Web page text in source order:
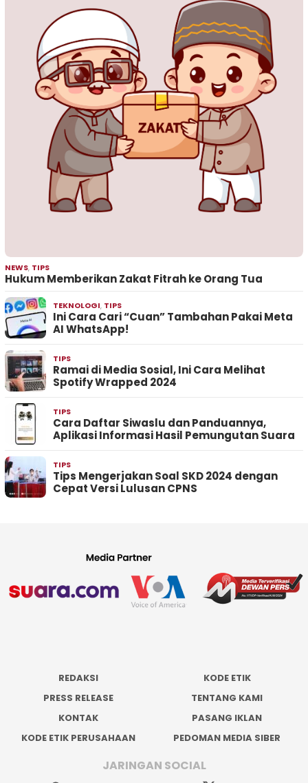
NEWS, TIPS
Hukum Memberikan Zakat Fitrah ke Orang Tua
TEKNOLOGI, TIPS
Ini Cara Cari “Cuan” Tambahan Pakai Meta
AI WhatsApp!
TIPS
Ramai di Media Sosial, Ini Cara Melihat
Spotify Wrapped 2024
TIPS
Cara Daftar Siwaslu dan Panduannya,
Aplikasi Informasi Hasil Pemungutan Suara
TIPS
Tips Mengerjakan Soal SKD 2024 dengan
Cepat Versi Lulusan CPNS
REDAKSI
KODE ETIK
PRESS RELEASE
TENTANG KAMI
KONTAK
PASANG IKLAN
KODE ETIK PERUSAHAAN
PEDOMAN MEDIA SIBER
JARINGAN SOCIAL